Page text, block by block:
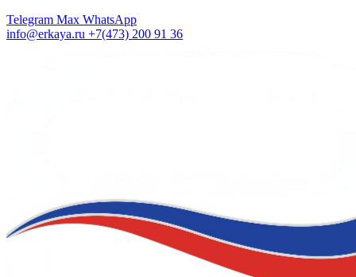
Telegram Max WhatsApp
info@erkaya.ru +7(473) 200 91 36